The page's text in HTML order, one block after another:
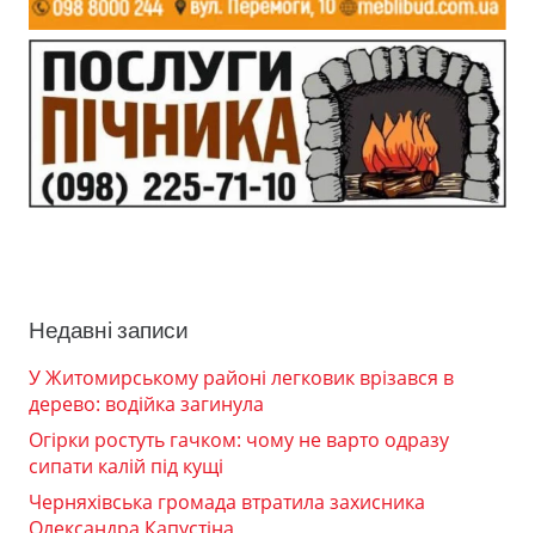
Недавні записи
У Житомирському районі легковик врізався в
дерево: водійка загинула
Огірки ростуть гачком: чому не варто одразу
сипати калій під кущі
Черняхівська громада втратила захисника